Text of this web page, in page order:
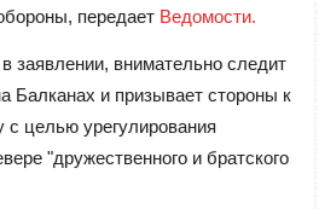
передает Ведомости.
заявлении, внимательно следит
Балканах и призывает стороны к
с целью урегулирования
"дружественного и братского